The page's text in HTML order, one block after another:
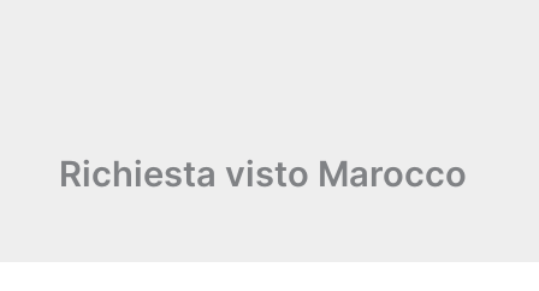
Richiesta visto Marocco